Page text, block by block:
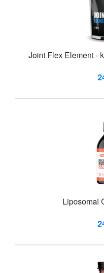
Joint Flex Element -
Liposomal